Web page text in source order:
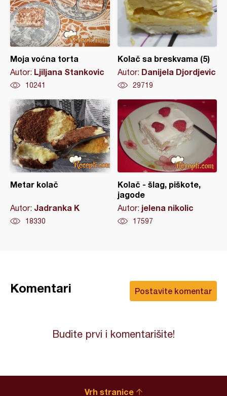
Moja voćna torta
Autor: Ljiljana Stankovic
10241
Kolač sa breskvama (5)
Autor: Danijela Djordjevic
29719
Metar kolač
Autor: Jadranka K
18330
Kolač - šlag, piškote,
jagode
Autor: jelena nikolic
17597
Postavite komentar
Komentari
Budite prvi i komentarišite!
Vrh stranice